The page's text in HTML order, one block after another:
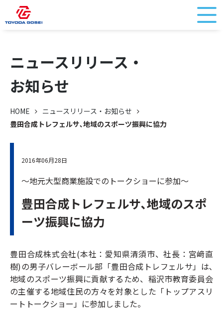
ニュースリリース・
お知らせ
HOME
ニュースリリース・お知らせ
豊田合成トレフェルサ､地域のスポーツ振興に協力
2016年06月28日
～地元大型商業施設でのトークショーに参加～
豊田合成トレフェルサ､地域のスポ
ーツ振興に協力
豊田合成株式会社(本社：愛知県清須市、社長：宮﨑直
樹)の男子バレーボール部「豊田合成トレフェルサ」は､
地域のスポーツ振興に貢献するため、稲沢市教育委員会
の主催する地域住民の方々を対象とした「トップアスリ
ートトークショー」に参加しました。